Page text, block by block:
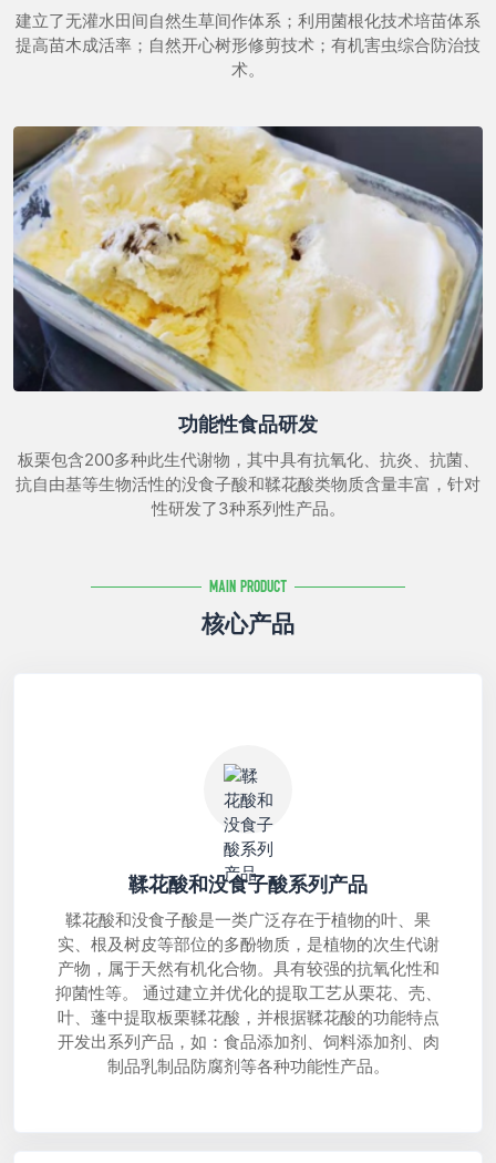
建立了无灌水田间自然生草间作体系；利用菌根化技术培苗体系
提高苗木成活率；自然开心树形修剪技术；有机害虫综合防治技
术。
功能性食品研发
板栗包含200多种此生代谢物，其中具有抗氧化、抗炎、抗菌、
抗自由基等生物活性的没食子酸和鞣花酸类物质含量丰富，针对
性研发了3种系列性产品。
Main Product
核心产品
鞣花酸和没食子酸系列产品
鞣花酸和没食子酸是一类广泛存在于植物的叶、果
实、根及树皮等部位的多酚物质，是植物的次生代谢
产物，属于天然有机化合物。具有较强的抗氧化性和
抑菌性等。 通过建立并优化的提取工艺从栗花、壳、
叶、蓬中提取板栗鞣花酸，并根据鞣花酸的功能特点
开发出系列产品，如：食品添加剂、饲料添加剂、肉
制品乳制品防腐剂等各种功能性产品。